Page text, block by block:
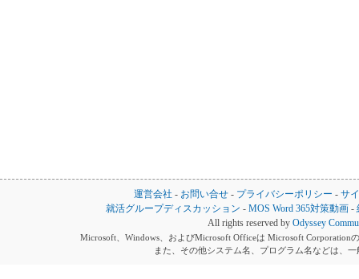
運営会社 - お問い合せ - プライバシーポリシー - サ
就活グループディスカッション -MOS Word 365対策動画 -
All rights reserved by Odyssey
Microsoft、Windows、およびMicrosoft Officeは Microsoft Corporation
また、その他システム名、プログラム名などは、